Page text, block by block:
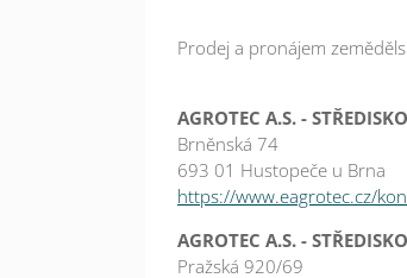
Prodej a pronájem
AGROTEC A.S. -
Brněnská 74
693 01 Hustopeče u Brna
https://www.eagrotec.cz/
AGROTEC A.S. -
Pražská 920/69